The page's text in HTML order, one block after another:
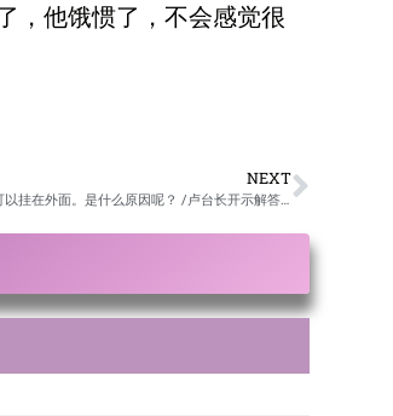
，他饿惯了，不会感觉很
NEXT
436.男士挂观世音菩萨的挂坠可以挂在里面，防灾解难，女的可以挂在外面。是什么原因呢？ /卢台长开示解答来信疑惑